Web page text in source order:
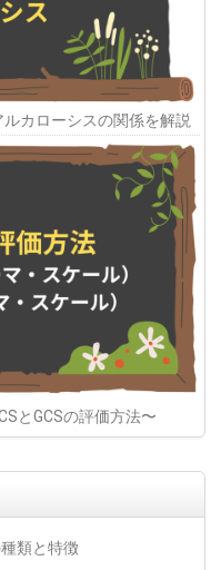
カローシスの関係を解説
とGCSの評価方法〜
類と特徴